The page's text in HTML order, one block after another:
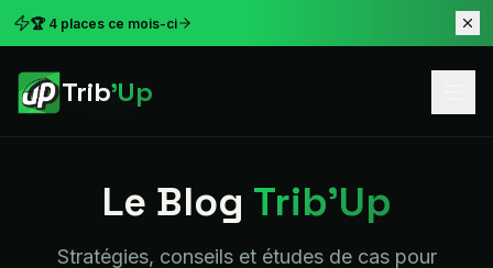
🏆 4 places ce mois-ci
Trib'Up
Accueil Blog
Le Blog Trib'Up
Stratégies, conseils et études de cas pour